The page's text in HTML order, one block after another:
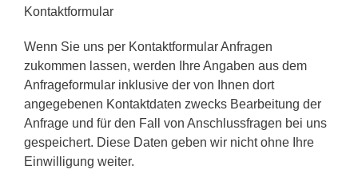
Kontaktformular
Wenn Sie uns per Kontaktformular Anfragen
zukommen lassen, werden Ihre Angaben aus dem
Anfrageformular inklusive der von Ihnen dort
angegebenen Kontaktdaten zwecks Bearbeitung der
Anfrage und für den Fall von Anschlussfragen bei uns
gespeichert. Diese Daten geben wir nicht ohne Ihre
Einwilligung weiter.